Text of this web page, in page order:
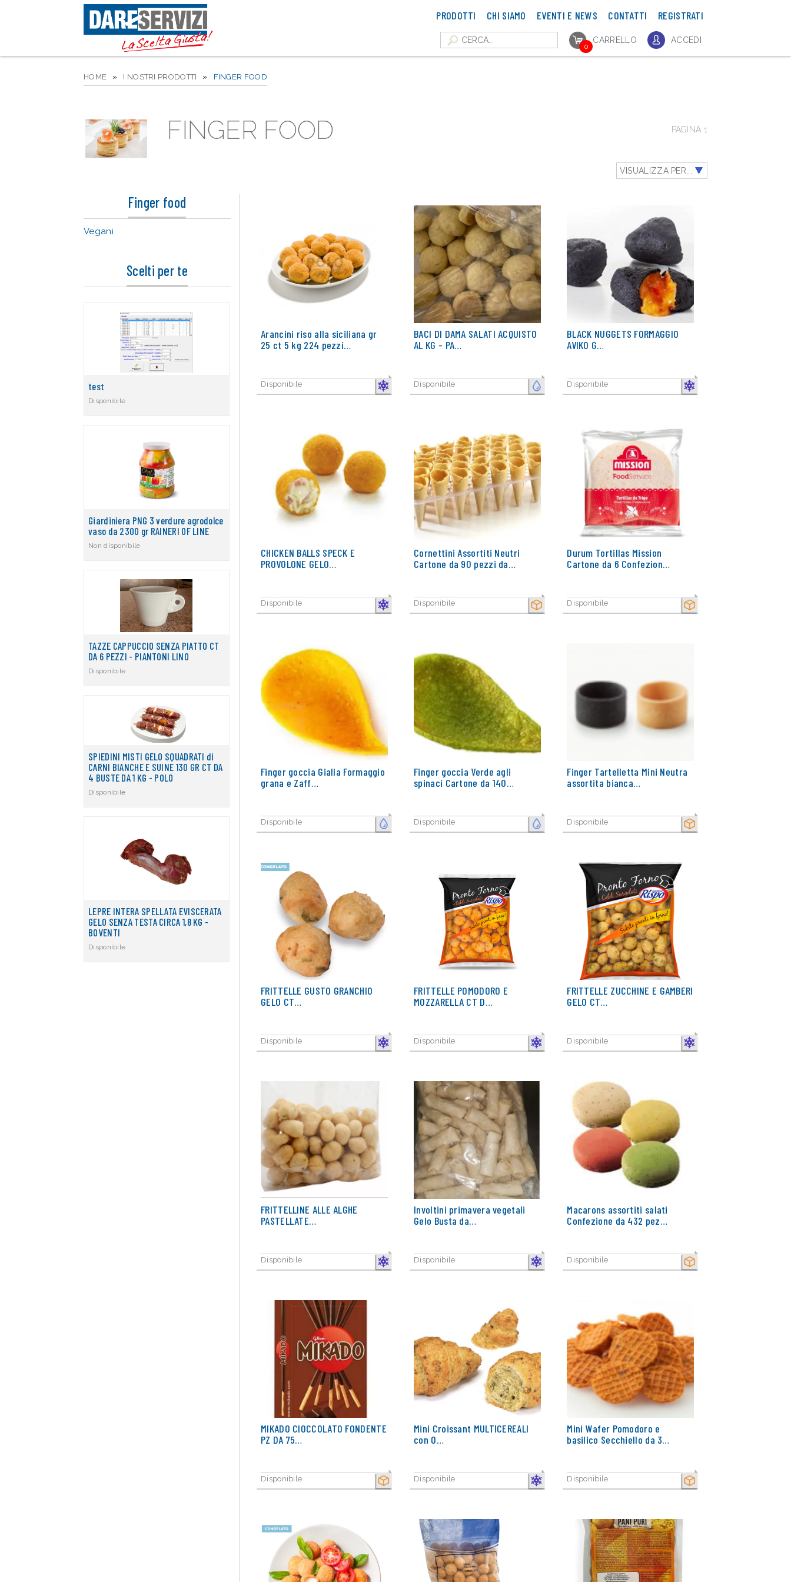
PRODOTTI CHI SIAMO EVENTI E NEWS CONTATTI REGISTRATI
CARRELLO
0
ACCEDI
HOME » I NOSTRI PRODOTTI » FINGER FOOD
FINGER FOOD PAGINA 1
VISUALIZZA PER...
CONGELATO
Arancini riso alla siciliana gr
25 ct 5 kg 224 pezzi…
Disponibile FRESCO
BACI DI DAMA SALATI ACQUISTO
AL KG - PA…
Disponibile CONGELATO
BLACK NUGGETS FORMAGGIO
AVIKO G…
Disponibile
CONGELATO
CHICKEN BALLS SPECK E
PROVOLONE GELO…
Disponibile SECCO
Cornettini Assortiti Neutri
Cartone da 90 pezzi da…
Disponibile SECCO
Durum Tortillas Mission
Cartone da 6 Confezion…
Disponibile
FRESCO
Finger goccia Gialla Formaggio
grana e Zaff…
Disponibile FRESCO
Finger goccia Verde agli
spinaci Cartone da 140…
Disponibile SECCO
Finger Tartelletta Mini Neutra
assortita bianca…
Disponibile
CONGELATO
FRITTELLE GUSTO GRANCHIO
GELO CT…
Disponibile CONGELATO
FRITTELLE POMODORO E
MOZZARELLA CT D…
Disponibile CONGELATO
FRITTELLE ZUCCHINE E GAMBERI
GELO CT…
Disponibile
CONGELATO
FRITTELLINE ALLE ALGHE
PASTELLATE…
Disponibile CONGELATO
Involtini primavera vegetali
Gelo Busta da…
Disponibile SECCO
Macarons assortiti salati
Confezione da 432 pez…
Disponibile
SECCO
MIKADO CIOCCOLATO FONDENTE
PZ DA 75…
Disponibile CONGELATO
Mini Croissant MULTICEREALI
con O…
Disponibile SECCO
Mini Wafer Pomodoro e
basilico Secchiello da 3…
Disponibile
Finger food
Vegani
Scelti per te
test
Disponibile
Giardiniera PNG 3 verdure agrodolce
vaso da 2300 gr RAINERI OF LINE
Non disponibile
TAZZE CAPPUCCIO SENZA PIATTO CT
DA 6 PEZZI - PIANTONI LINO
Disponibile
SPIEDINI MISTI GELO SQUADRATI di
CARNI BIANCHE E SUINE 130 GR CT DA
4 BUSTE DA 1 KG - POLO
Disponibile
LEPRE INTERA SPELLATA EVISCERATA
GELO SENZA TESTA CIRCA 1,8 KG -
BOVENTI
Disponibile